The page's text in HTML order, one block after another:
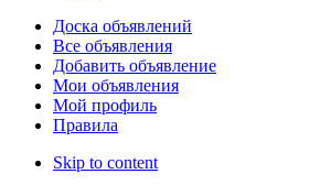
Доска объявлений
Все объявления
Добавить объявление
Мои объявления
Мой профиль
Правила
Skip to content